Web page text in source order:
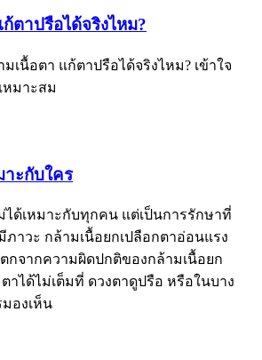
ตาปรือได้จริงไหม?
เนื้อตา แก้ตาปรือได้จริงไหม? เข้าใจ
หมาะสม
าะกับใคร
ได้เหมาะกับทุกคน แต่เป็นการรักษาที่
ภาวะ กล้ามเนื้อยกเปลือกตาอ่อนแรง
ตกจากความผิดปกติของกล้ามเนื้อยก
าได้ไม่เต็มที่ ดวงตาดูปรือ หรือในบาง
องเห็น